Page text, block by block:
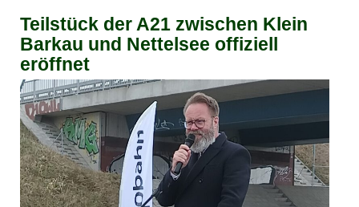
Teilstück der A21 zwischen Klein
Barkau und Nettelsee offiziell
eröffnet